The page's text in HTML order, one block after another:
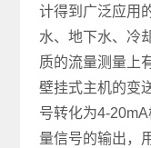
计得到广泛应用
水、地下水、冷
质的流量测量上
壁挂式主机的变
号转化为4-
量信号的输出，